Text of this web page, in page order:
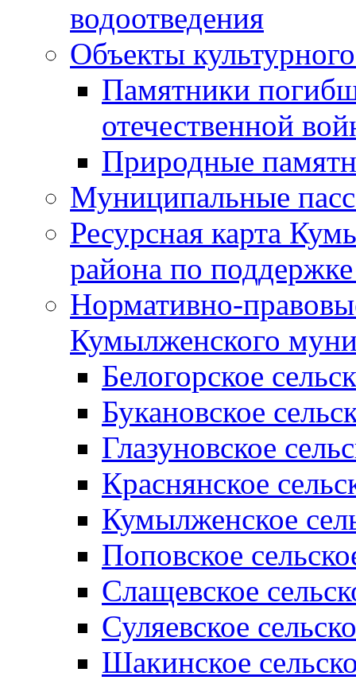
водоотведения
Объекты
Памятники
отечественной
Природные
Муниципальные
Ресурсная карта
района по
Нормативно-
Кумылженского
Белогорское
Букановское
Глазуновское
Краснянское
Кумылженское
Поповское
Слащевское
Суляевское
Шакинское